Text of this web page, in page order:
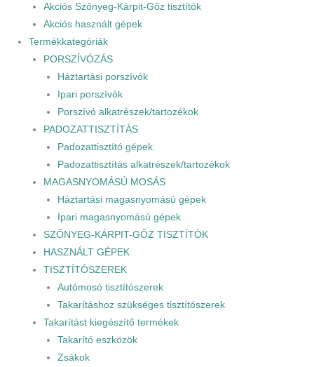
Akciós Szőnyeg-Kárpit-Gőz tisztítók
Akciós használt gépek
Termékkategóriák
PORSZÍVÓZÁS
Háztartási porszívók
Ipari porszívók
Porszívó alkatrészek/tartozékok
PADOZATTISZTÍTÁS
Padozattisztító gépek
Padozattisztítás alkatrészek/tartozékok
MAGASNYOMÁSÚ MOSÁS
Háztartási magasnyomású gépek
Ipari magasnyomású gépek
SZŐNYEG-KÁRPIT-GŐZ TISZTÍTÓK
HASZNÁLT GÉPEK
TISZTÍTÓSZEREK
Autómosó tisztítószerek
Takarításhoz szükséges tisztítószerek
Takarítást kiegészítő termékek
Takarító eszközök
Zsákok